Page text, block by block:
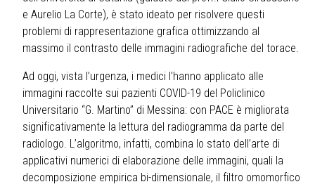
e Aurelio La Corte), è stato ideato per risolvere questi
problemi di rappresentazione grafica ottimizzando al
massimo il contrasto delle immagini radiografiche del torace.
Ad oggi, vista l’urgenza, i medici l’hanno applicato alle
immagini raccolte sui pazienti COVID-19 del Policlinico
Universitario “G. Martino” di Messina: con PACE è migliorata
significativamente la lettura del radiogramma da parte del
radiologo. L’algoritmo, infatti, combina lo stato dell’arte di
applicativi numerici di elaborazione delle immagini, quali la
decomposizione empirica bi-dimensionale, il filtro omomorfico